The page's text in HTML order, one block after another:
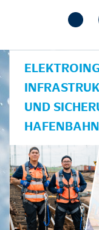
UND
HAFENBAHN